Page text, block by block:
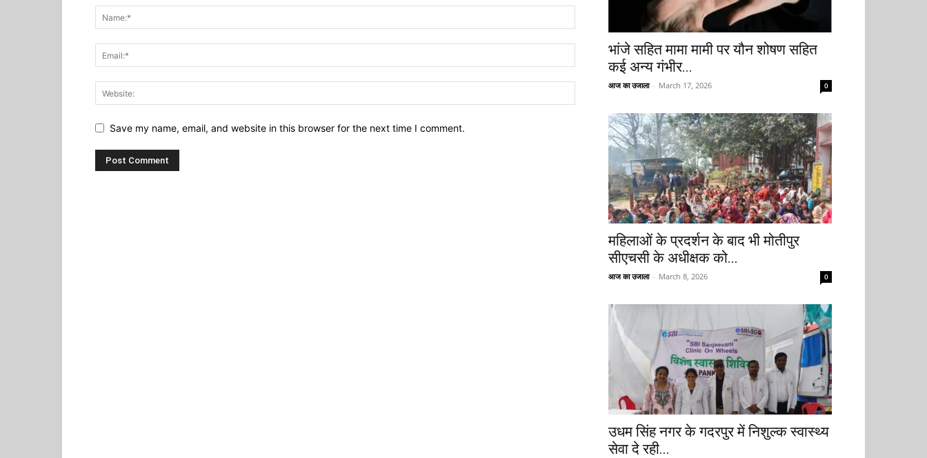
Save my name, email, and website in this browser for the next time I comment.
भांजे सहित मामा मामी पर यौन शोषण सहित
कई अन्य गंभीर...
आज का उजाला - March 17, 2026 0
महिलाओं के प्रदर्शन के बाद भी मोतीपुर
सीएचसी के अधीक्षक को...
आज का उजाला - March 8, 2026 0
उधम सिंह नगर के गदरपुर में निशुल्क स्वास्थ्य
सेवा दे रही...